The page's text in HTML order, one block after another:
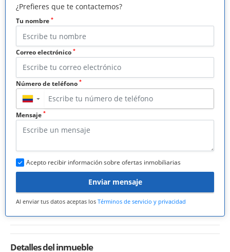
¿Prefieres que te contactemos?
Tu nombre *
Correo electrónico *
Número de teléfono *
▼
Mensaje *
Acepto recibir información sobre ofertas inmobiliarias
Enviar mensaje
Al enviar tus datos aceptas los Términos de servicio y privacidad
Detalles del inmueble